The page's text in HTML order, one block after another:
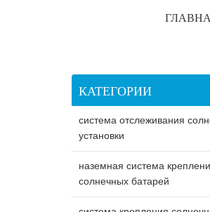
КАТЕГОРИИ
система отслеживания
установки
наземная система
солнечных батарей